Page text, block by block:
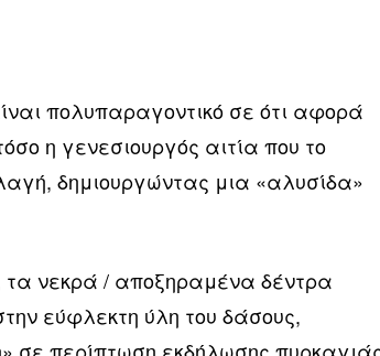
πολυπαραγοντικό σε ότι αφορά
η γενεσιουργός αιτία που το
δημιουργώντας μια «αλυσίδα»
νεκρά / αποξηραμένα δέντρα
εύφλεκτη ύλη του δάσους,
σε περίπτωση εκδήλωσης